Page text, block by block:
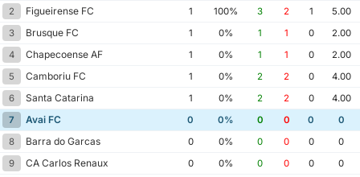
2 Figueirense FC 1 100% 3 2 1
5.00
3
Brusque FC 1 0% 1 1 0
2.00
4
Chapecoense AF 1 0% 1 1 0
2.00
5
Camboriu FC 1 0% 2 2 0
4.00
6
Santa Catarina 1 0% 2 2 0
4.00
7
Avai FC 0 0% 0 0 0
0
8
Barra do Garcas 0 0% 0 0 0
0
9
CA Carlos Renaux 0 0% 0 0 0
0